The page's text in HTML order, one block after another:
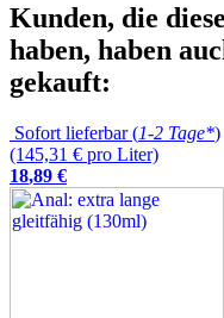
Kunden, die
haben, haben
gekauft:
Sofort lieferbar (1-2 Tage*)
(145,31 € pro Liter)
18,89 €